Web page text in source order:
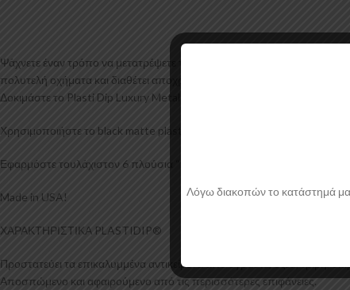
Ψάχνετε έναν τρόπο να μετατρέψετε το αυτοκίνητό σας από
πολυτελή οχήματα και διαθέτει αποχρώσεις εμπλουτισμένες με
Δοκιμάστε το Plasti Dip Luxury Metal σήμερα!
Χρησιμοποιήστε το black matte plasti dip spray σαν βάση για το
Εφαρμόστε τουλάχιστον 6 πλούσια “χέρια” για να είναι ανθεκτικό και
Made in USA!
ΧΑΡΑΚΤΗΡΙΣΤΙΚΑ PLASTIDIP®
Προστατεύει τα επικαλυμμένα αντικείμενα από υγρασία, οξέα, τριβή,
Αποσπώμενο και αφαιρούμενο από τις περισσότερες επιφάνειες.
Λόγω διακοπών το κατάστημά